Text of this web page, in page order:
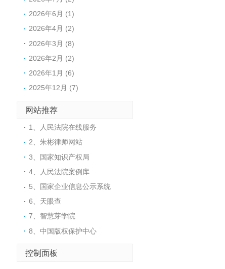
2026年6月 (1)
2026年4月 (2)
2026年3月 (8)
2026年2月 (2)
2026年1月 (6)
2025年12月 (7)
网站推荐
1、人民法院在线服务
2、朱彬律师网站
3、国家知识产权局
4、人民法院案例库
5、国家企业信息公示系统
6、天眼查
7、智慧芽学院
8、中国版权保护中心
控制面板